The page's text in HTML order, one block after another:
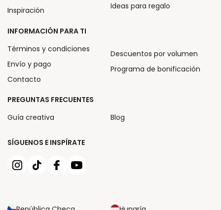
SÍGUENOS E INSPÍRATE
Inspiración
Ideas para regalo
INFORMACIÓN PARA TI
Términos y condiciones
Envío y pago
Contacto
Descuentos por volumen
Programa de bonificación
PREGUNTAS FRECUENTES
Guía creativa
Blog